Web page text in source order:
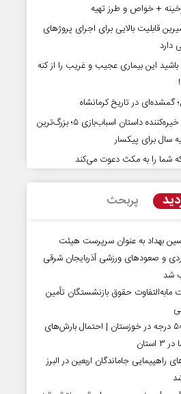
+ خواص و طرز تهیه
قابلیت‌ بالایی برای اجرای پروژهای
دارد
این بیماری عجیب و غریب را از کنه
گمشده‌ای در تاریخ کرمانشاه
فروش خیره‌کننده داستان اسباب‌بازی ۵؛ بزرگ‌ترین
سال برای پیکسار
شما را به مکث دعوت می‌کند
پربحث
بهداد به عنوان سرپرست هیئت
و صعودهای ورزشی آذربایجان شرقی
شد
مابه‌التفاوت حقوق بازنشستگان تأمین
دمای ۵۰ درجه در خوزستان | احتمال بارش‌های
راهپیمایی جاماندگان اربعین در البرز
رسانه ملی